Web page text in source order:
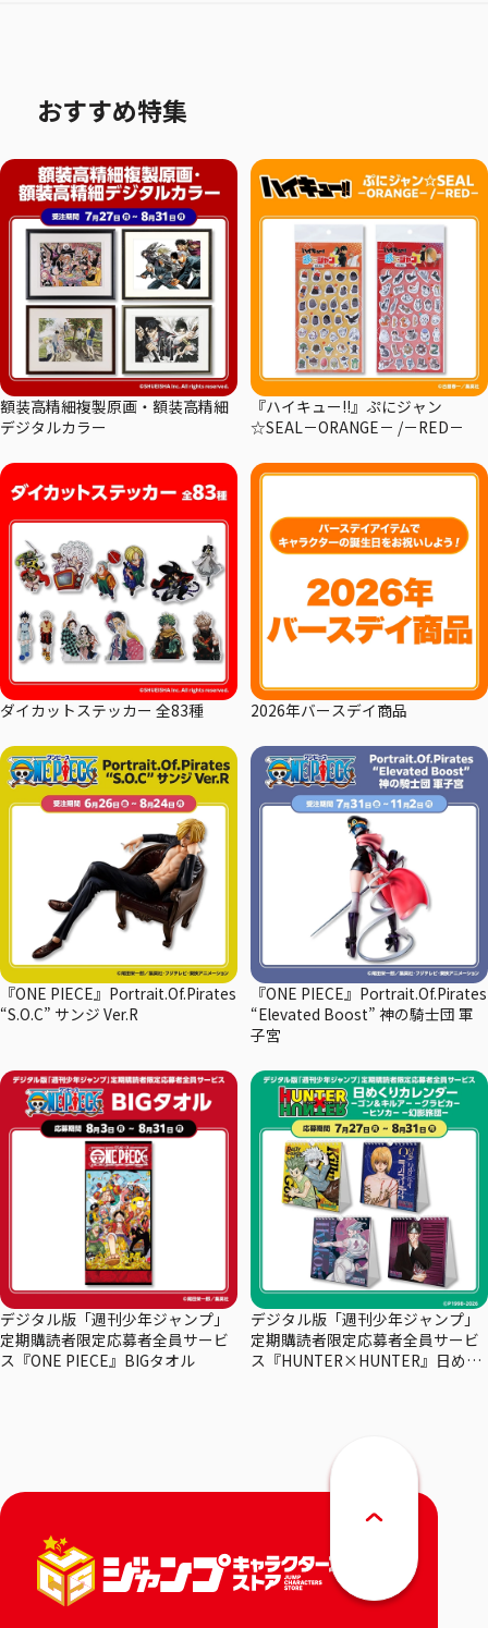
おすすめ特集
額装高精細複製原画・額装高精細
デジタルカラー
『ハイキュー!!』ぷにジャン
☆SEAL－ORANGE－ /－RED－
ダイカットステッカー 全83種 2026年バースデイ商品
『ONE PIECE』Portrait.Of.Pirates
“S.O.C” サンジ Ver.R
『ONE PIECE』Portrait.Of.Pirates
“Elevated Boost” 神の騎士団 軍
子宮
デジタル版「週刊少年ジャンプ」
定期購読者限定応募者全員サービ
ス『ONE PIECE』BIGタオル
デジタル版「週刊少年ジャンプ」
定期購読者限定応募者全員サービ
ス『HUNTER×HUNTER』日めく